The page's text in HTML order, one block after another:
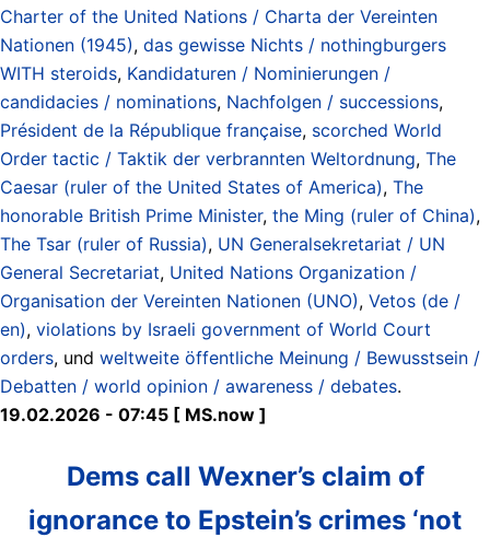
Charter of the United Nations / Charta der Vereinten
Nationen (1945), das gewisse Nichts / nothingburgers
WITH steroids, Kandidaturen / Nominierungen /
candidacies / nominations, Nachfolgen / successions,
Président de la République française, scorched World
Order tactic / Taktik der verbrannten Weltordnung, The
Caesar (ruler of the United States of America), The
honorable British Prime Minister, the Ming (ruler of China),
The Tsar (ruler of Russia), UN Generalsekretariat / UN
General Secretariat, United Nations Organization /
Organisation der Vereinten Nationen (UNO), Vetos (de /
en), violations by Israeli government of World Court
orders, und weltweite öffentliche Meinung / Bewusstsein /
Debatten / world opinion / awareness / debates.
19.02.2026 - 07:45 [ MS.now ]
Dems call Wexner’s claim of
ignorance to Epstein’s crimes ‘not